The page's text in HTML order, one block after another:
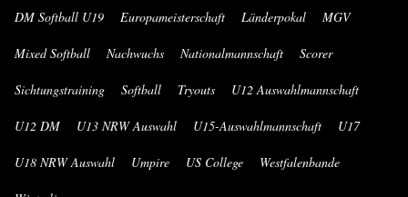
DM Softball U19 Europameisterschaft Länderpokal MGV
Mixed Softball Nachwuchs Nationalmannschaft Scorer
Sichtungstraining Softball Tryouts U12 Auswahlmannschaft
U12 DM U13 NRW Auswahl U15-Auswahlmannschaft U17
U18 NRW Auswahl Umpire US College Westfalenbande